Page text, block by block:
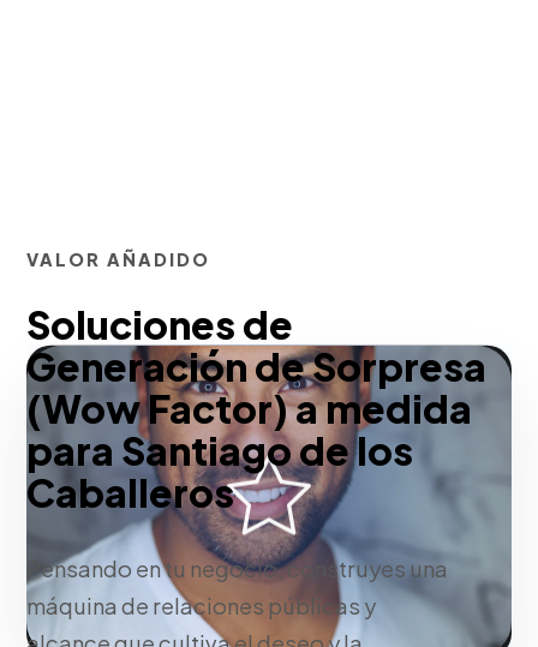
VALOR AÑADIDO
Soluciones de
Generación de Sorpresa
(Wow Factor) a medida
para Santiago de los
Caballeros
Pensando en tu negocio, construyes una
máquina de relaciones públicas y